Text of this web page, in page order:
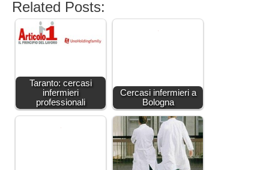
Related Posts:
Taranto: cercasi
infermieri
professionali
Cercasi infermieri a
Bologna